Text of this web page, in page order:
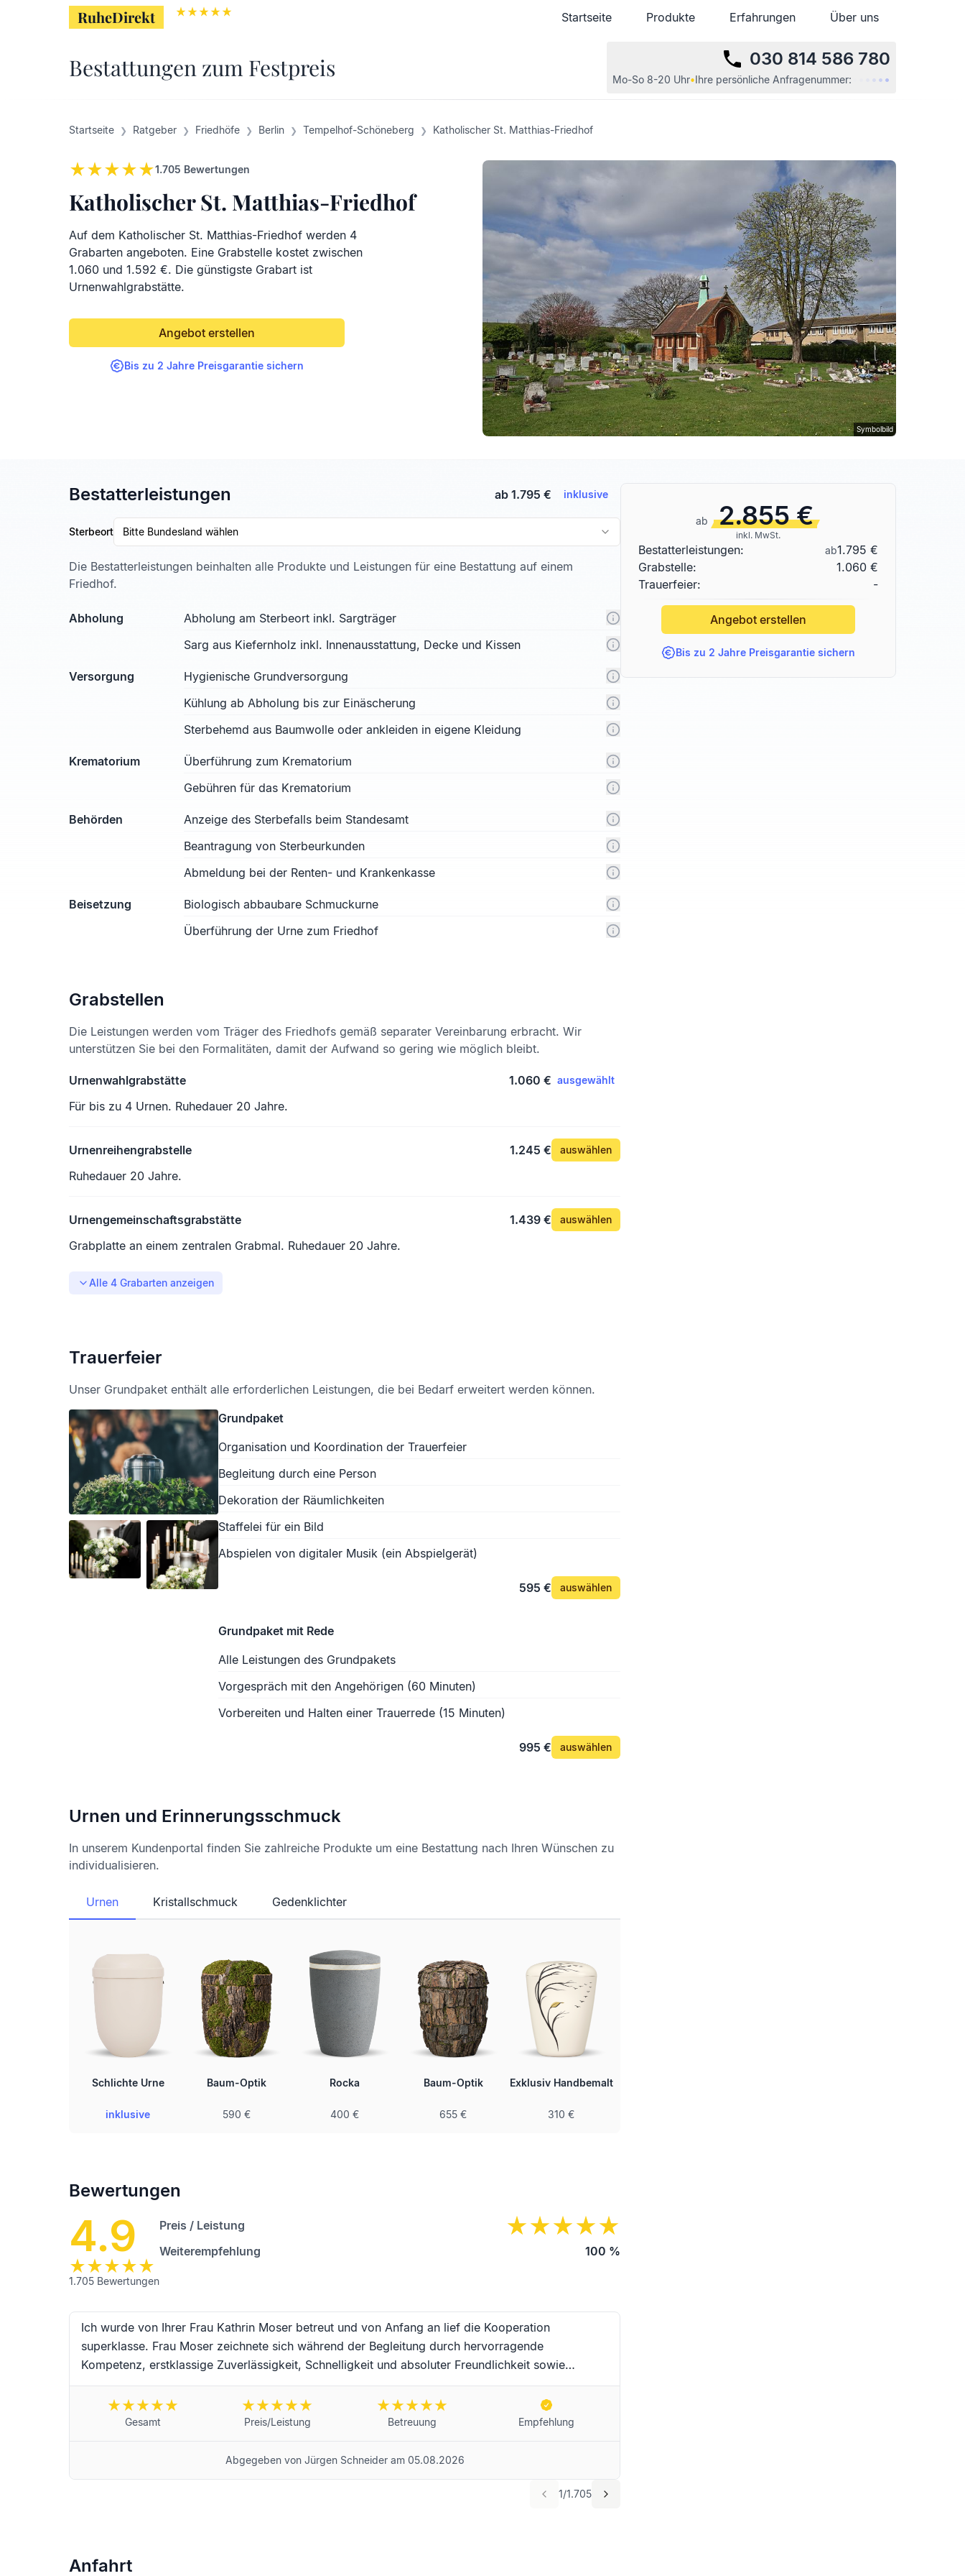
RuheDirekt Startseite Produkte Erfahrungen Über uns
Bestattungen zum Festpreis 030 814 586 780
Mo-So 8-20 Uhr•Ihre persönliche Anfragenummer: • •
RuheDirekt Startseite Produkte Erfahrungen Über uns
Startseite Ratgeber Friedhöfe Berlin Tempelhof-Schöneberg Katholischer St. Matthias-Friedhof
1.705 Bewertungen
Katholischer St. Matthias-Friedhof
Auf dem Katholischer St. Matthias-Friedhof werden 4
Grabarten angeboten. Eine Grabstelle kostet zwischen
1.060 und 1.592 €. Die günstigste Grabart ist
Urnenwahlgrabstätte.
Angebot erstellen
Bis zu 2 Jahre Preisgarantie sichern
Symbolbild
Bestatterleistungen ab 1.795 € inklusive
Sterbeort Bitte Bundesland wählen
Die Bestatterleistungen beinhalten alle Produkte und Leistungen für eine Bestattung auf einem
Friedhof.
Abholung
Abholung am Sterbeort inkl. Sargträger
Sarg aus Kiefernholz inkl. Innenausstattung, Decke und Kissen
Versorgung
Hygienische Grundversorgung
Kühlung ab Abholung bis zur Einäscherung
Sterbehemd aus Baumwolle oder ankleiden in eigene Kleidung
Krematorium
Überführung zum Krematorium
Gebühren für das Krematorium
Behörden
Anzeige des Sterbefalls beim Standesamt
Beantragung von Sterbeurkunden
Abmeldung bei der Renten- und Krankenkasse
Beisetzung
Biologisch abbaubare Schmuckurne
Überführung der Urne zum Friedhof
Grabstellen
Die Leistungen werden vom Träger des Friedhofs gemäß separater Vereinbarung erbracht. Wir
unterstützen Sie bei den Formalitäten, damit der Aufwand so gering wie möglich bleibt.
Urnenwahlgrabstätte 1.060 € ausgewählt
Für bis zu 4 Urnen. Ruhedauer 20 Jahre.
Urnenreihengrabstelle 1.245 € auswählen
Ruhedauer 20 Jahre.
Urnengemeinschaftsgrabstätte 1.439 € auswählen
Grabplatte an einem zentralen Grabmal. Ruhedauer 20 Jahre.
Alle 4 Grabarten anzeigen
Trauerfeier
Unser Grundpaket enthält alle erforderlichen Leistungen, die bei Bedarf erweitert werden können.
Grundpaket
Organisation und Koordination der Trauerfeier
Begleitung durch eine Person
Dekoration der Räumlichkeiten
Staffelei für ein Bild
Abspielen von digitaler Musik (ein Abspielgerät)
595 € auswählen
Grundpaket mit Rede
Alle Leistungen des Grundpakets
Vorgespräch mit den Angehörigen (60 Minuten)
Vorbereiten und Halten einer Trauerrede (15 Minuten)
995 € auswählen
Urnen und Erinnerungsschmuck
In unserem Kundenportal finden Sie zahlreiche Produkte um eine Bestattung nach Ihren Wünschen zu
individualisieren.
Urnen Kristallschmuck Gedenklichter
Schlichte Urne
inklusive
Baum-Optik
590 €
Rocka
400 €
Baum-Optik
655 €
Exklusiv Handbemalt
310 €
Bewertungen
4.9
1.705 Bewertungen
Preis / Leistung
Weiterempfehlung
100 %
1/1.705
Ich wurde von Ihrer Frau Kathrin Moser betreut und von Anfang an lief die Kooperation
superklasse. Frau Moser zeichnete sich während der Begleitung durch hervorragende
Kompetenz, erstklassige Zuverlässigkeit, Schnelligkeit und absoluter Freundlichkeit sowie
Einfühlungsvermögen aus. Vielen Dank an Frau Moser und das Team für die erstklassige
Begleitung während dieser schwierigen Trauer-Zeit. Für Frau Moser und das Unternehmen
wünsche ich alles erdenklich Gute und werde Sie selbstredend weiterempfehlen! Beste Grüße aus
Gesamt Preis/Leistung Betreuung Empfehlung
Abgegeben von Jürgen Schneideram 05.08.2026
Anfahrt
ab 2.855 €
inkl. MwSt.
Bestatterleistungen: ab1.795 €
Grabstelle:
1.060 €
Trauerfeier:
-
Angebot erstellen
Bis zu 2 Jahre Preisgarantie sichern